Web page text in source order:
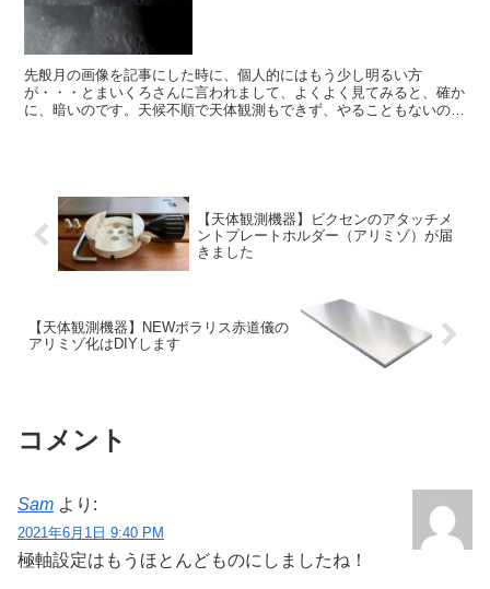
先般月の画像を記事にした時に、個人的にはもう少し明るい方
が・・・とまいくろさんに言われまして、よくよく見てみると、確か
に、暗いのです。天候不順で天体観測もできず、やることもないの
【天体観測機器】ビクセンのアタッチメ
ントプレートホルダー（アリミゾ）が届
きました
【天体観測機器】NEWポラリス赤道儀の
アリミゾ化はDIYします
コメント
Sam より:
2021年6月1日 9:40 PM
極軸設定はもうほとんどものにしましたね！